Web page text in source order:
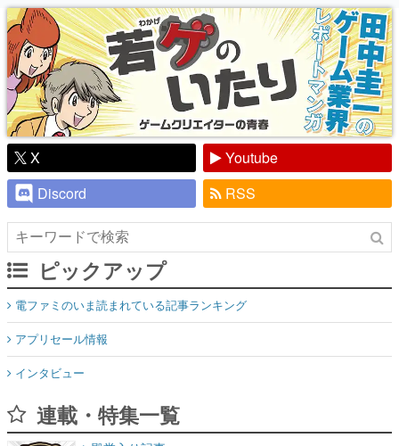
り】
X
Youtube
Discord
RSS
ピックアップ
電ファミのいま読まれている記事ランキング
アプリセール情報
インタビュー
連載・特集一覧